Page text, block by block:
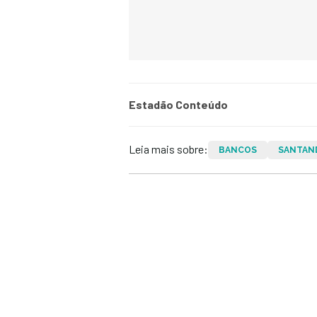
Estadão Conteúdo
Leia mais sobre: BANCOS